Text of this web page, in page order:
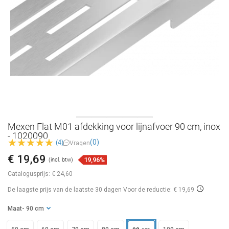
Mexen Flat M01 afdekking voor lijnafvoer 90 cm, inox
- 1020090
(4) Vragen(0)
Catalogusprijs: € 24,60
€ 19,69 (incl. btw) 19,96%
De laagste prijs van de laatste 30 dagen Voor de reductie: € 19,69
Maat - 90 cm